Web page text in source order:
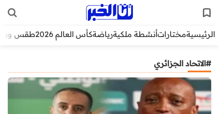
الرئيسيةمختاراتأنشطة ملكيةرياضةكأس العالم 2026 طقس
#الاتحاد الجزائري